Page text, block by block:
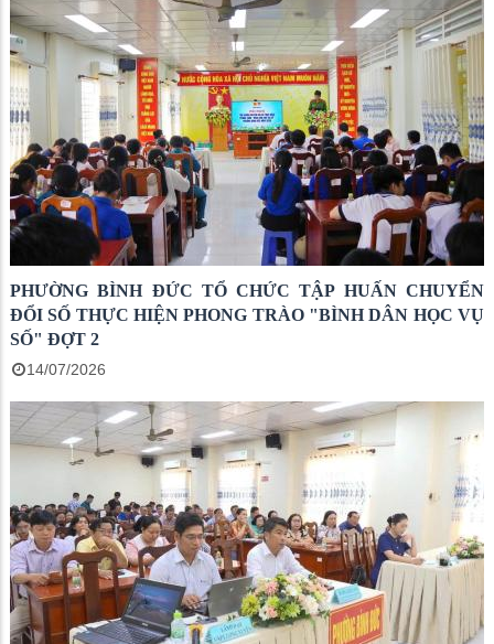
PHƯỜNG BÌNH ĐỨC TỔ CHỨC TẬP HUẤN CHUYỂN
ĐỔI SỐ THỰC HIỆN PHONG TRÀO "BÌNH DÂN HỌC VỤ
SỐ" ĐỢT 2
14/07/2026